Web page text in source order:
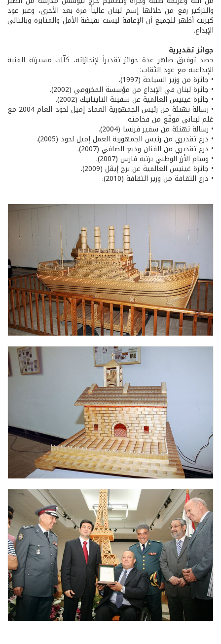
والتركيز رفع من خلالها إسم لبنان عالياً مرة بعد الأخرى، وعبر عود
كبريت أظهر للجميع أن الإعاقة ليست نقيضة الأمل والمثابرة وبالتالي
الإبداع.
جوائز تقديرية
حصد توفيق ضاهر عدة جوائز تقديراً لإنجازاته، كلّلت مسيرته الفنية
الإبداعية مع عود الثقاب:
• جائزة من وزير السياحة (1997).
• جائزة لبنان في الإبداع من مؤسسة المخزومي (2002).
• جائزة غينيس العالمية عن سفينة التايتانيك (2002).
• رسالة تهنئة من رئيس الجمهورية العماد إميل لحود العام 2004 مع
عَلم لبناني موقّع من فخامته.
• رسالة تهنئة من سفير فرنسا (2004).
• درع تقديري من رئيس الجمهورية العمل إميل لحود (2005).
• درع تقديري من الفنان وديع الصافي (2007).
• وسام الأرز الوطني برتبة فارس (2007).
• جائزة غينيس العالمية عن برج إيڤل (2009).
• درع الثقافة من وزير الثقافة (2010).